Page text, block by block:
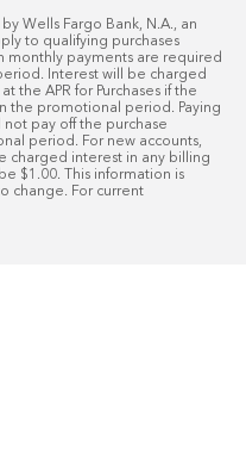
Wells Fargo Bank, N.A., an
to qualifying purchases
monthly payments are required
Interest will be charged
the APR for Purchases if the
the promotional period. Paying
pay off the purchase
period. For new accounts,
charged interest in any billing
$1.00. This information is
change. For current